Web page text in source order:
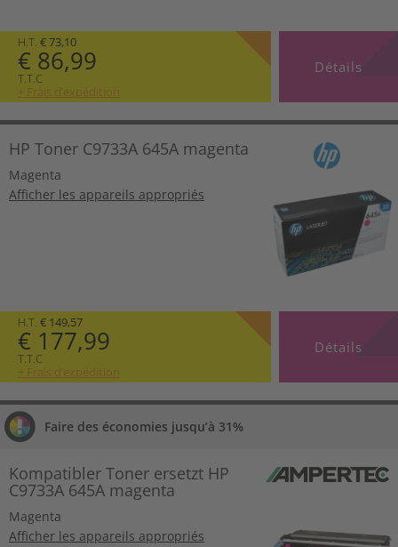
H.T. € 73,10
€ 86,99
T.T.C
+ Frais d’expédition
Détails
HP Toner C9733A 645A magenta
Magenta
Afficher les appareils appropriés
H.T. € 149,57
€ 177,99
T.T.C
+ Frais d’expédition
Détails
Faire des économies jusqu’à 31%
Kompatibler Toner ersetzt HP
C9733A 645A magenta
Magenta
Afficher les appareils appropriés